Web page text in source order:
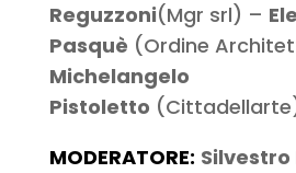
Reguzzoni(Mgr srl) –
Pasquè (Ordine
Michelangelo
Pistoletto
MODERATORE: